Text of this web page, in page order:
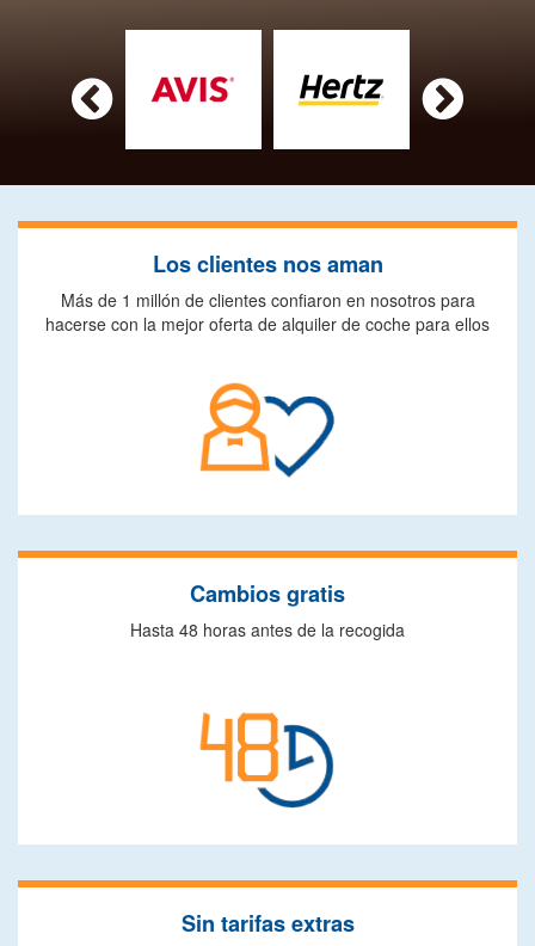
 
Los clientes nos aman
Más de 1 millón de clientes confiaron en nosotros para
hacerse con la mejor oferta de alquiler de coche para ellos
Cambios gratis
Hasta 48 horas antes de la recogida
Sin tarifas extras